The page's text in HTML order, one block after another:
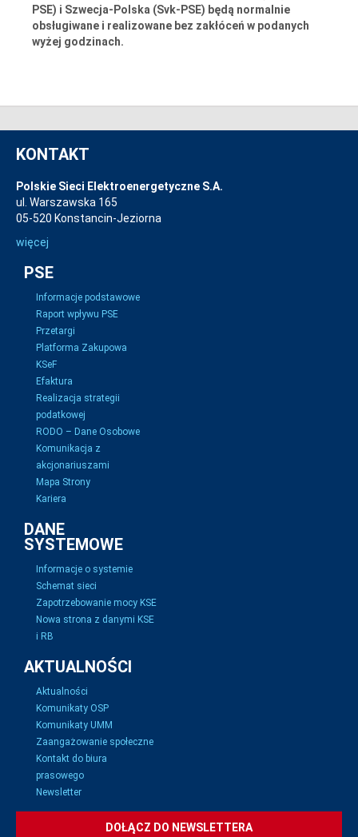
PSE) i Szwecja-Polska (Svk-PSE) będą normalnie
obsługiwane i realizowane bez zakłóceń w podanych
wyżej godzinach.
KONTAKT
Polskie Sieci Elektroenergetyczne S.A.
ul. Warszawska 165
05-520 Konstancin-Jeziorna
więcej
PSE
Informacje podstawowe
Raport wpływu PSE
Przetargi
Platforma Zakupowa
KSeF
Efaktura
Realizacja strategii
podatkowej
RODO – Dane Osobowe
Komunikacja z
akcjonariuszami
Mapa Strony
Kariera
DANE
SYSTEMOWE
Informacje o systemie
Schemat sieci
Zapotrzebowanie mocy KSE
Nowa strona z danymi KSE
i RB
AKTUALNOŚCI
Aktualności
Komunikaty OSP
Komunikaty UMM
Zaangażowanie społeczne
Kontakt do biura
prasowego
Newsletter
DOŁĄCZ DO NEWSLETTERA